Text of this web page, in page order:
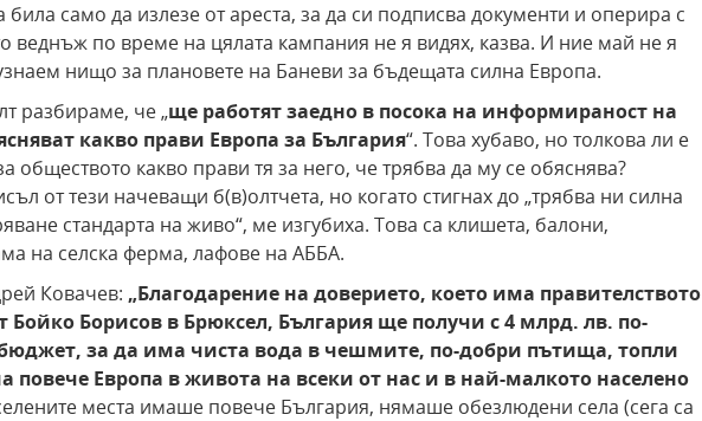
била само да излезе от ареста, за да си подписва документи и оперира с
веднъж по време на цялата кампания не я видях, казва. И ние май не я
нищо за плановете на Баневи за бъдещата силна Европа.
разбираме, че „ще работят заедно в посока на информираност на
какво прави Европа за България“. Това хубаво, но толкова ли е
обществото какво прави тя за него, че трябва да му се обяснява?
от тези начеващи б(в)олтчета, но когато стигнах до „трябва ни силна
стандарта на живо“, ме изгубиха. Това са клишета, балони,
на селска ферма, лафове на АББА.
Ковачев: „Благодарение на доверието, което има правителството
Борисов в Брюксел, България ще получи с 4 млрд. лв. по-
, за да има чиста вода в чешмите, по-добри пътища, топли
Европа в живота на всеки от нас и в най-малкото населено
места имаше повече България, нямаше обезлюдени села (сега са